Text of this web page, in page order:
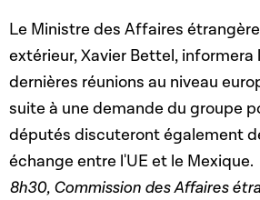
Le Ministre des Affaires
extérieur, Xavier Bettel,
dernières réunions au niveau
suite à une demande du groupe
députés discuteront également
échange entre l'UE et le Mexique.
8h30, Commission des Affaires